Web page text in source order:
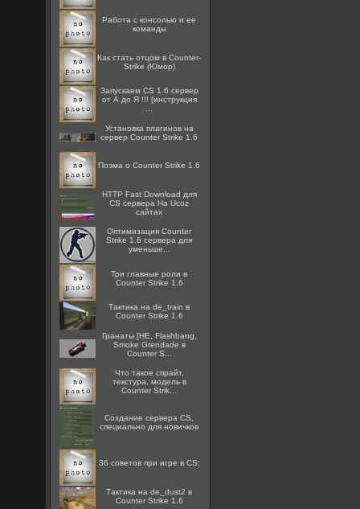
Работа с консолью и ее
команды
Как стать отцом в Counter-
Strike (Юмор)
Запускаем CS 1.6 сервер
от А до Я !!! [инструкция
Установка плагинов на
сервер Counter Strike 1.6
Поэма о Counter Strike 1.6
HTTP Fast Download для
CS сервера На Ucoz
сайтах
Оптимизация Counter
Strike 1.6 сервера для
уменьше...
Три главные роли в
Counter Strike 1.6
Тактика на de_train в
Counter Strike 1.6
Гранаты [HE, Flashbang,
Smoke Grendade в
Counter S...
Что такое спрайт,
текстура, модель в
Counter Strik...
Создание сервера CS,
специально для новичков
36 советов при игре в CS:
Тактика на de_dust2 в
Counter Strike 1.6